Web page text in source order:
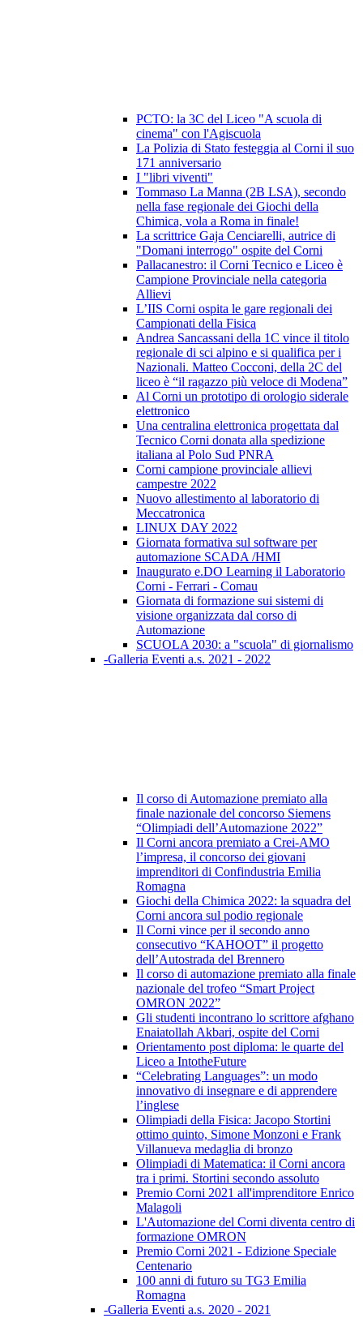
PCTO: la 3C del Liceo "A scuola di
cinema" con l'Agiscuola
La Polizia di Stato festeggia al Corni il suo
171 anniversario
I "libri viventi"
Tommaso La Manna (2B LSA), secondo
nella fase regionale dei Giochi della
Chimica, vola a Roma in finale!
La scrittrice Gaja Cenciarelli, autrice di
"Domani interrogo" ospite del Corni
Pallacanestro: il Corni Tecnico e Liceo è
Campione Provinciale nella categoria
Allievi
L’IIS Corni ospita le gare regionali dei
Campionati della Fisica
Andrea Sancassani della 1C vince il titolo
regionale di sci alpino e si qualifica per i
Nazionali. Matteo Cocconi, della 2C del
liceo è “il ragazzo più veloce di Modena”
Al Corni un prototipo di orologio siderale
elettronico
Una centralina elettronica progettata dal
Tecnico Corni donata alla spedizione
italiana al Polo Sud PNRA
Corni campione provinciale allievi
campestre 2022
Nuovo allestimento al laboratorio di
Meccatronica
LINUX DAY 2022
Giornata formativa sul software per
automazione SCADA /HMI
Inaugurato e.DO Learning il Laboratorio
Corni - Ferrari - Comau
Giornata di formazione sui sistemi di
visione organizzata dal corso di
Automazione
SCUOLA 2030: a "scuola" di giornalismo
-Galleria Eventi a.s. 2021 - 2022
Il corso di Automazione premiato alla
finale nazionale del concorso Siemens
“Olimpiadi dell’Automazione 2022”
Il Corni ancora premiato a Crei-AMO
l’impresa, il concorso dei giovani
imprenditori di Confindustria Emilia
Romagna
Giochi della Chimica 2022: la squadra del
Corni ancora sul podio regionale
Il Corni vince per il secondo anno
consecutivo “KAHOOT” il progetto
dell’Autostrada del Brennero
Il corso di automazione premiato alla finale
nazionale del trofeo “Smart Project
OMRON 2022”
Gli studenti incontrano lo scrittore afghano
Enaiatollah Akbari, ospite del Corni
Orientamento post diploma: le quarte del
Liceo a IntotheFuture
“Celebrating Languages”: un modo
innovativo di insegnare e di apprendere
l’inglese
Olimpiadi della Fisica: Jacopo Stortini
ottimo quinto, Simone Monzoni e Frank
Villanueva medaglia di bronzo
Olimpiadi di Matematica: il Corni ancora
tra i primi. Stortini secondo assoluto
Premio Corni 2021 all'imprenditore Enrico
Malagoli
L'Automazione del Corni diventa centro di
formazione OMRON
Premio Corni 2021 - Edizione Speciale
Centenario
100 anni di futuro su TG3 Emilia
Romagna
-Galleria Eventi a.s. 2020 - 2021